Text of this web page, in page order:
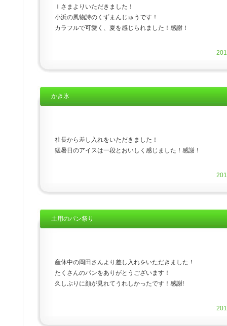
Ｉさまよりいただきました！
小浜の風物詩のくずまんじゅうです！
カラフルで可愛く、夏を感じられました！感謝！
かき氷
社長から差し入れをいただきました！
猛暑日のアイスは一段とおいしく感じました！感謝！
土用のパン祭り
産休中の岡田さんより差し入れをいただきました！
たくさんのパンをありがとうございます！
久しぶりに顔が見れてうれしかったです！感謝!